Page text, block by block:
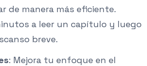
de manera más eficiente.
a leer un capítulo y luego
breve.
: Mejora tu enfoque en el